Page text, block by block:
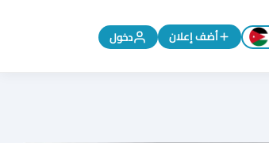
تغيير اللغة إلى الإنجليزية
أضف إعلان دخول